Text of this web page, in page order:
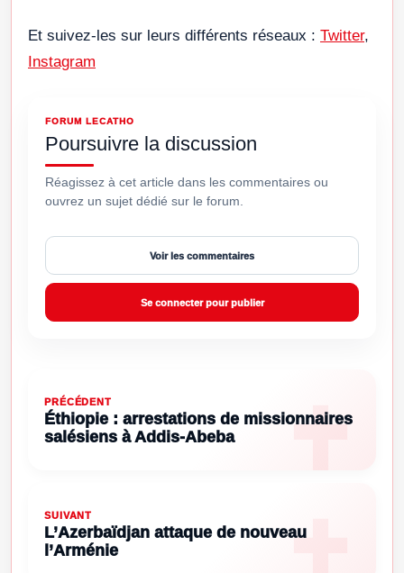
Et suivez-les sur leurs différents réseaux : Twitter,
Instagram
FORUM LECATHO
Poursuivre la discussion
Réagissez à cet article dans les commentaires ou
ouvrez un sujet dédié sur le forum.
Voir les commentaires
Se connecter pour publier
PRÉCÉDENT
Éthiopie : arrestations de missionnaires
salésiens à Addis-Abeba
SUIVANT
L’Azerbaïdjan attaque de nouveau
l’Arménie